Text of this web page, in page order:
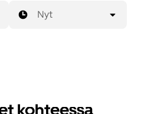
Nyt
kohteessa